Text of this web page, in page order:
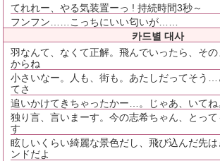
てれれー、やる気装置ーっ ! 持続時間3秒～
フンフン……こっちにいい匂いが……
카드별 대사
羽なんて、なくて正解。飛んでいったら、そ
からね
小さいなー。人も、街も。あたしだってそう…
てさ
追いかけてきちゃったかー…。じゃあ、いてね
独り言、言いまーす。今の志希ちゃん、とっ
す
眩しいくらい綺麗な景色だし、飛び込んだ先
ンドだよ